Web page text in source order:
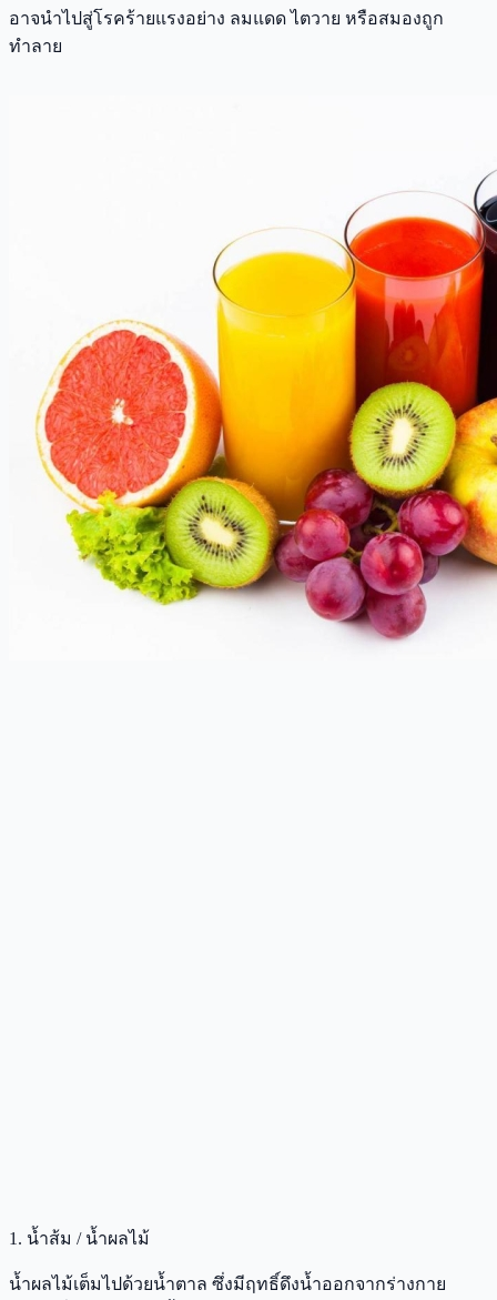
อาจนำไปสู่โรคร้ายแรงอย่าง ลมแดด ไตวาย หรือสมองถูก
ทำลาย
1. น้ำส้ม / น้ำผลไม้
น้ำผลไม้เต็มไปด้วยน้ำตาล ซึ่งมีฤทธิ์ดึงน้ำออกจากร่างกาย